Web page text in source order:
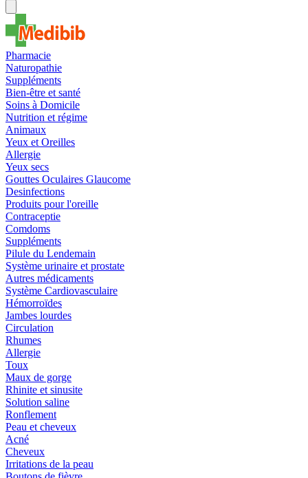
Pharmacie
Naturopathie
Suppléments
Bien-être et santé
Soins à Domicile
Nutrition et régime
Animaux
Yeux et Oreilles
Allergie
Yeux secs
Gouttes Oculaires Glaucome
Desinfections
Produits pour l'oreille
Contraceptie
Comdoms
Suppléments
Pilule du Lendemain
Système urinaire et prostate
Autres médicaments
Système Cardiovasculaire
Hémorroïdes
Jambes lourdes
Circulation
Rhumes
Allergie
Toux
Maux de gorge
Rhinite et sinusite
Solution saline
Ronflement
Peau et cheveux
Acné
Cheveux
Irritations de la peau